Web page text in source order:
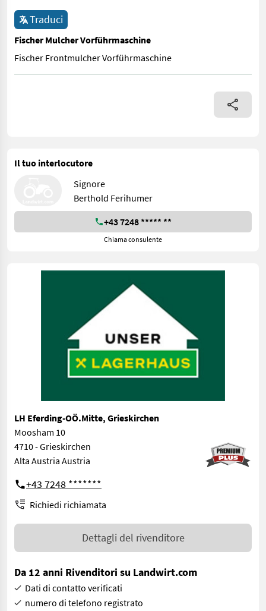
Traduci
Fischer Mulcher Vorführmaschine
Fischer Frontmulcher Vorführmaschine
Fischer Frontmulcher Vorführmaschine
Il tuo interlocutore
Signore
Berthold Ferihumer
+43 7248 ***** **
Chiama consulente
LH Eferding-OÖ.Mitte, Grieskirchen
Moosham 10
4710 - Grieskirchen
Alta Austria Austria
+43 7248 *******
Richiedi richiamata
Dettagli del rivenditore
Da 12 anni Rivenditori su Landwirt.com
Dati di contatto verificati
numero di telefono registrato